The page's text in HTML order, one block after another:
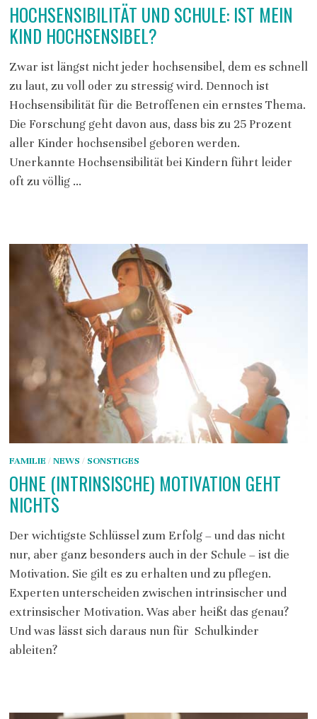
HOCHSENSIBILITÄT UND SCHULE: IST MEIN
KIND HOCHSENSIBEL?
Zwar ist längst nicht jeder hochsensibel, dem es schnell
zu laut, zu voll oder zu stressig wird. Dennoch ist
Hochsensibilität für die Betroffenen ein ernstes Thema.
Die Forschung geht davon aus, dass bis zu 25 Prozent
aller Kinder hochsensibel geboren werden.
Unerkannte Hochsensibilität bei Kindern führt leider
oft zu völlig …
FAMILIE / NEWS / SONSTIGES
OHNE (INTRINSISCHE) MOTIVATION GEHT
NICHTS
Der wichtigste Schlüssel zum Erfolg – und das nicht
nur, aber ganz besonders auch in der Schule – ist die
Motivation. Sie gilt es zu erhalten und zu pflegen.
Experten unterscheiden zwischen intrinsischer und
extrinsischer Motivation. Was aber heißt das genau?
Und was lässt sich daraus nun für Schulkinder
ableiten?